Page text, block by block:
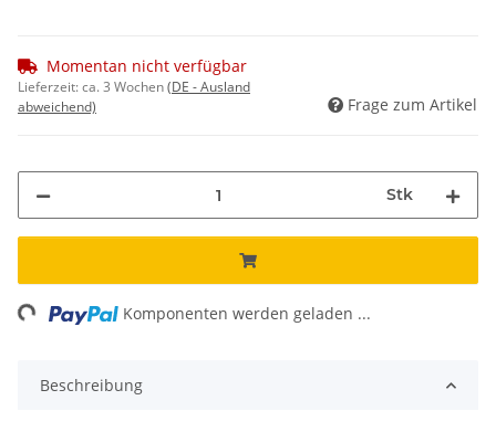
Momentan nicht verfügbar
Lieferzeit:ca. 3 Wochen(DE - Ausland
abweichend)
Frage zum Artikel
Stk
Komponenten werden geladen ...
Beschreibung